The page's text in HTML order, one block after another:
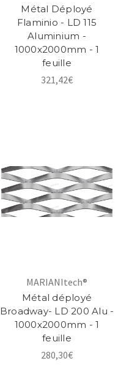
Métal Déployé
Flaminio - LD 115
Aluminium -
1000x2000mm - 1
feuille
321,42€
MARIANItech®
Métal déployé
Broadway- LD 200 Alu -
1000x2000mm - 1
feuille
280,30€